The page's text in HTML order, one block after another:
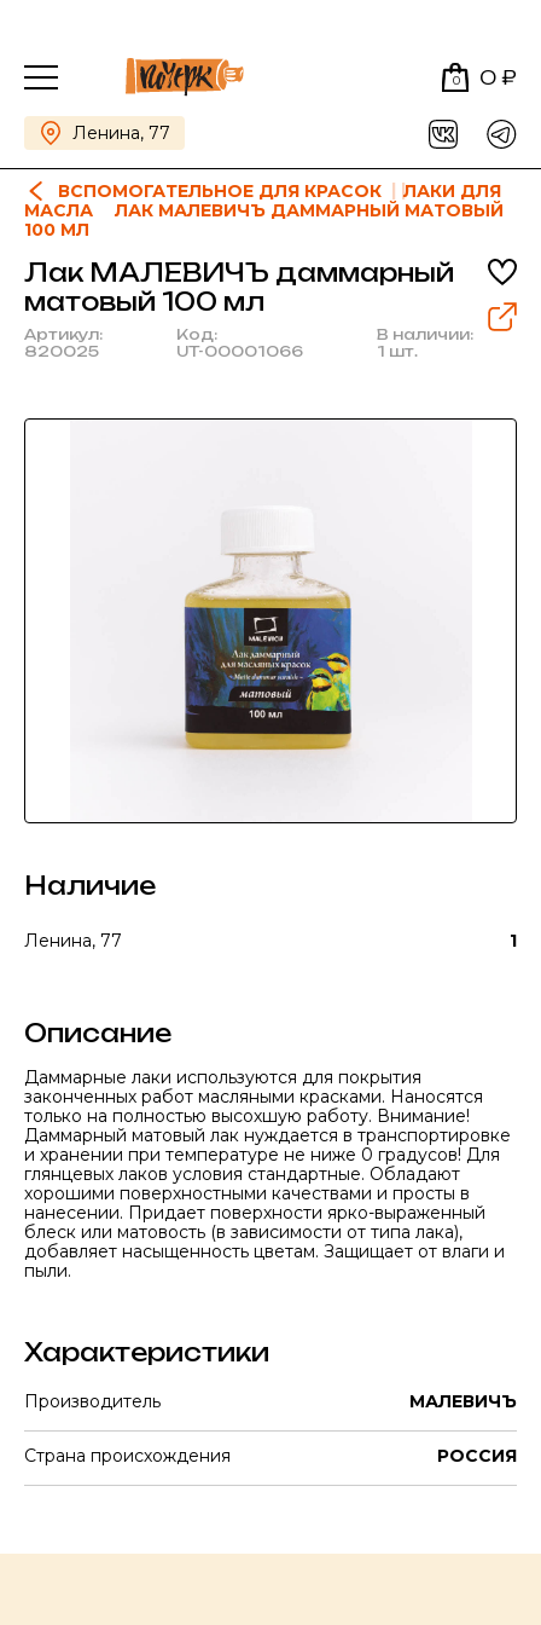
0 0 ₽
Ленина, 77
ВСПОМОГАТЕЛЬНОЕ ДЛЯ КРАСОК
ЛАКИ ДЛЯ
МАСЛА
ЛАК МАЛЕВИЧЪ ДАММАРНЫЙ МАТОВЫЙ
100 МЛ
Лак МАЛЕВИЧЪ даммарный
матовый 100 мл
Артикул:
820025
Код:
UT-00001066
В наличии:
1 шт.
Наличие
Ленина, 77 1
Описание
Даммарные лаки используются для покрытия
законченных работ масляными красками. Наносятся
только на полностью высохшую работу. Внимание!
Даммарный матовый лак нуждается в транспортировке
и хранении при температуре не ниже 0 градусов! Для
глянцевых лаков условия стандартные. Обладают
хорошими поверхностными качествами и просты в
нанесении. Придает поверхности ярко-выраженный
блеск или матовость (в зависимости от типа лака),
добавляет насыщенность цветам. Защищает от влаги и
пыли.
Характеристики
Производитель МАЛЕВИЧЪ
Страна происхождения РОССИЯ